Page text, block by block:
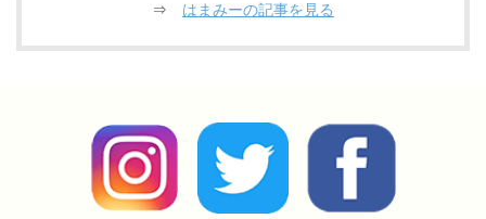
⇒ はまみーの記事を見る